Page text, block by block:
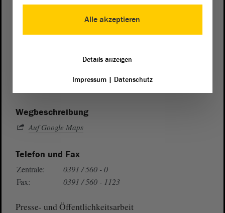
von Sachsen-Anhalt
39104 Magdeburg
Wegbeschreibung
Auf Google Maps
Telefon und Fax
Zentrale:
0391 / 560 - 0
Fax:
0391 / 560 - 1123
Presse- und Öffentlichkeitsarbeit
Alle akzeptieren
Details anzeigen
Impressum| Datenschutz